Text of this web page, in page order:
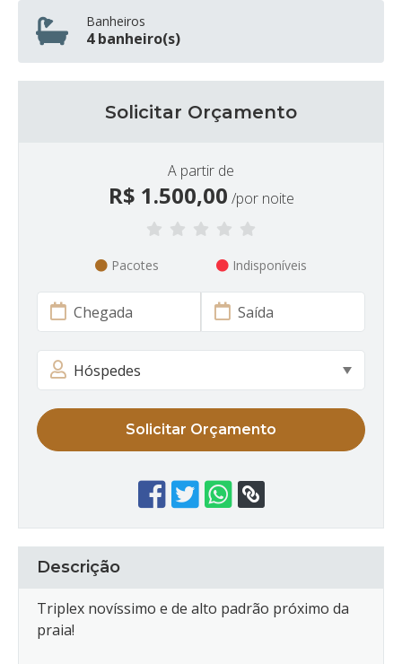
Banheiros
4 banheiro(s)
Solicitar Orçamento
A partir de
R$ 1.500,00 /por noite
Pacotes Indisponíveis
Solicitar Orçamento
Descrição
Triplex novíssimo e de alto padrão próximo da
praia!